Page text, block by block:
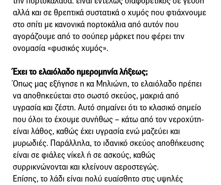
αλλά και σε θρεπτικά συστατικά ο χυμός που φτιάχνουμε
στο σπίτι με κανονικά πορτοκάλια από αυτόν που
αγοράζουμε από το σούπερ μάρκετ που φέρει την
ονομασία «φυσικός χυμός».
Έχει το ελαιόλαδο ημερομηνία λήξεως;
Όπως μας εξήγησε η κα Μηλιώνη, το ελαιόλαδο πρέπει
να αποθηκεύεται στο σωστό σκεύος, μακριά από
υγρασία και ζέστη. Αυτό σημαίνει ότι το κλασικό σημείο
που όλοι το έχουμε συνήθως – κάτω από τον νεροχύτη-
είναι λάθος, καθώς έχει υγρασία ενώ μαζεύει και
μυρωδιές. Παράλληλα, το ιδανικό σκεύος αποθήκευσης
είναι σε φιάλες νίκελ ή σε ασκούς, καθώς
συρρικνώνονται και κλείνουν αεροστεγώς.
Επίσης, το λάδι είναι πολύ ευαίσθητο στις υψηλές